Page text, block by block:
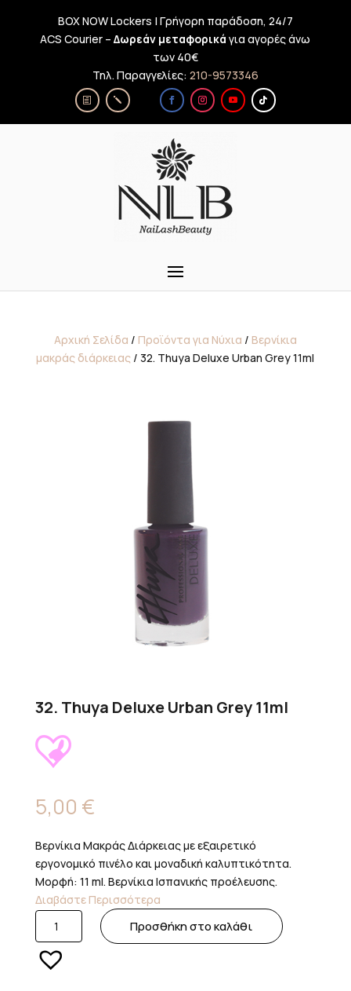
BOX NOW Lockers | Γρήγορη παράδοση, 24/7
ACS Courier –Δωρεάν μεταφορικά για αγορές άνω
των 40€
Τηλ. Παραγγελίες: 210-9573346
Αρχική Σελίδα / Προϊόντα για Νύχια / Βερνίκια
μακράς διάρκειας / 32. Thuya Deluxe Urban Grey 11ml
32. Thuya Deluxe Urban Grey 11ml
5,00 €
Βερνίκια Μακράς Διάρκειας με εξαιρετικό
εργονομικό πινέλο και μοναδική καλυπτικότητα.
Μορφή: 11 ml. Βερνίκια Ισπανικής προέλευσης.
Διαβάστε Περισσότερα
Thuya
Deluxe
Urban
Προσθήκη στο καλάθι